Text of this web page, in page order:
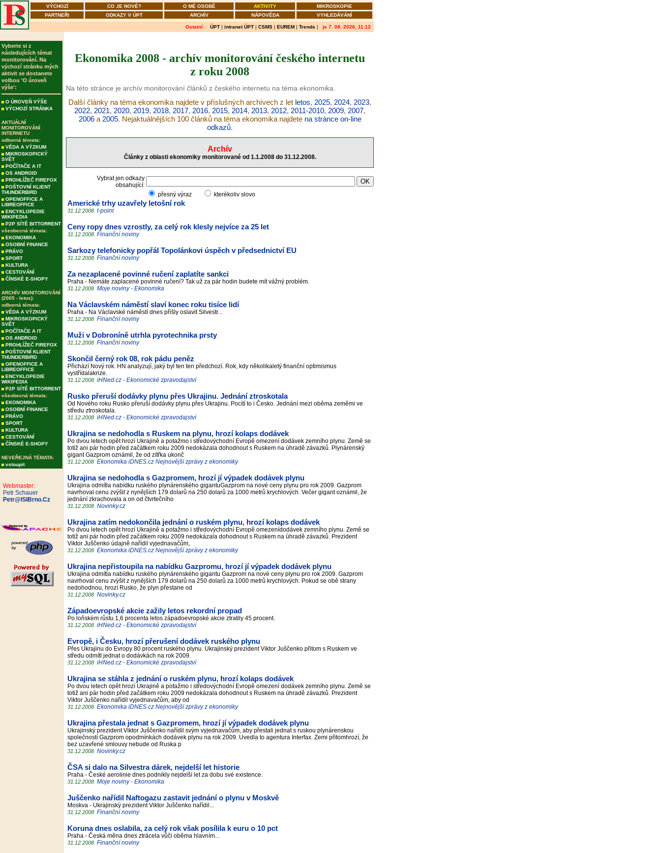
VÝCHOZÍ CO JE NOVÉ? O MÉ OSOBĚ AKTIVITY
MIKROSKOPIE
PARTNEŘI
ODKAZY V ÚPT ARCHÍV NÁPOVĚDA VYHLEDÁVÁNÍ
Ostatní: ÚPT | intranet ÚPT | CSMS | EUREM | Trends | je 7. 08. 2026, 11:12
Vyberte si z
následujících témat
monitorování. Na
výchozí stránku mých
aktivit se dostanete
volbou 'O úroveň
výše':
O ÚROVEŇ VÝŠE
VÝCHOZÍ STRÁNKA
AKTUÁLNÍ
MONITOROVÁNÍ
INTERNETU
odborná témata:
VĚDA A VÝZKUM
MIKROSKOPICKÝ
SVĚT
POČÍTAČE A IT
OS ANDROID
PROHLÍŽEČ FIREFOX
POŠTOVNÍ KLIENT
THUNDERBIRD
OPENOFFICE A
LIBREOFFICE
ENCYKLOPEDIE
WIKIPEDIA
P2P SÍTĚ BITTORRENT
všeobecná témata:
EKONOMIKA
OSOBNÍ FINANCE
PRÁVO
SPORT
KULTURA
CESTOVÁNÍ
ČÍNSKÉ E-SHOPY
ARCHÍV MONITOROVÁNÍ
(2005 - letos):
odborná témata:
VĚDA A VÝZKUM
MIKROSKOPICKÝ
SVĚT
POČÍTAČE A IT
OS ANDROID
PROHLÍŽEČ FIREFOX
POŠTOVNÍ KLIENT
THUNDERBIRD
OPENOFFICE A
LIBREOFFICE
ENCYKLOPEDIE
WIKIPEDIA
P2P SÍTĚ BITTORRENT
všeobecná témata:
EKONOMIKA
OSOBNÍ FINANCE
PRÁVO
SPORT
KULTURA
CESTOVÁNÍ
ČÍNSKÉ E-SHOPY
NEVEŘEJNÁ TÉMATA:
vstoupit
Webmaster:
Petr Schauer
Petr@ISIBrno.Cz
Ekonomika 2008 - archív monitorování českého internetu
z roku 2008
Na této stránce je archív monitorování článků z českého internetu na téma ekonomika.
Další články na téma ekonomika najdete v příslušných archívech z let letos, 2025, 2024, 2023,
2022, 2021, 2020, 2019, 2018, 2017, 2016, 2015, 2014, 2013, 2012, 2011-2010, 2009, 2007,
2006a 2005. Nejaktuálnějších 100 článků na téma ekonomika najdete na stránce on-line
odkazů.
Archív
Články z oblasti ekonomiky monitorované od 1.1.2008 do 31.12.2008.
Vybrat jen odkazy
obsahující:
přesný výraz
kterékoliv slovo
Americké trhy uzavřely letošní rok
31.12.2008 I-point
Ceny ropy dnes vzrostly, za celý rok klesly nejvíce za 25 let
31.12.2008 Finanční noviny
Sarkozy telefonicky popřál Topolánkovi úspěch v předsednictví EU
31.12.2008 Finanční noviny
Za nezaplacené povinné ručení zaplatíte sankci
Praha - Nemáte zaplacené povinné ručení? Tak už za pár hodin budete mít vážný problém.
31.12.2008 Moje noviny - Ekonomika
Na Václavském náměstí slaví konec roku tisíce lidí
Praha - Na Václavské náměstí dnes přišly oslavit Silvestr...
31.12.2008 Finanční noviny
Muži v Dobroníně utrhla pyrotechnika prsty
31.12.2008 Finanční noviny
Skončil černý rok 08, rok pádu peněz
Přichází Nový rok. HN analyzují, jaký byl ten ten předchozí. Rok, kdy několikaletý finanční optimismus
vystřídalakrize.
31.12.2008 iHNed.cz - Ekonomické zpravodajství
Rusko přeruší dodávky plynu přes Ukrajinu. Jednání ztroskotala
Od Nového roku Rusko přeruší dodávky plynu přes Ukrajinu. Pocítí to i Česko. Jednání mezi oběma zeměmi ve
středu ztroskotala.
31.12.2008 iHNed.cz - Ekonomické zpravodajství
Ukrajina se nedohodla s Ruskem na plynu, hrozí kolaps dodávek
Po dvou letech opět hrozí Ukrajině a potažmo i středovýchodní Evropě omezení dodávek zemního plynu. Země se
totiž ani pár hodin před začátkem roku 2009 nedokázala dohodnout s Ruskem na úhradě závazků. Plynárenský
gigant Gazprom oznámil, že od zítřka ukonč
31.12.2008 Ekonomika iDNES.cz Nejnovější zprávy z ekonomiky
Ukrajina se nedohodla s Gazpromem, hrozí jí výpadek dodávek plynu
Ukrajina odmítla nabídku ruského plynárenského gigantuGazprom na nové ceny plynu pro rok 2009. Gazprom
navrhoval cenu zvýšit z nynějších 179 dolarů na 250 dolarů za 1000 metrů krychlových. Večer gigant oznámil, že
jednání zkrachovala a on od čtvrtečního
31.12.2008 Novinky.cz
Ukrajina zatím nedokončila jednání o ruském plynu, hrozí kolaps dodávek
Po dvou letech opět hrozí Ukrajině a potažmo i středovýchodní Evropě omezenídodávek zemního plynu. Země se
totiž ani pár hodin před začátkem roku 2009 nedokázala dohodnout s Ruskem na úhradě závazků. Prezident
Viktor Juščenko údajně nařídil vyjednavačům,
31.12.2008 Ekonomika iDNES.cz Nejnovější zprávy z ekonomiky
Ukrajina nepřistoupila na nabídku Gazpromu, hrozí jí výpadek dodávek plynu
Ukrajina odmítla nabídku ruského plynárenského gigantu Gazprom na nové ceny plynu pro rok 2009. Gazprom
navrhoval cenu zvýšit z nynějších 179 dolarů na 250 dolarů za 1000 metrů krychlových. Pokud se obě strany
nedohodnou, hrozí Rusko, že plyn přestane od
31.12.2008 Novinky.cz
Západoevropské akcie zažily letos rekordní propad
Po loňském růstu 1,6 procenta letos západoevropské akcie ztratily 45 procent.
31.12.2008 iHNed.cz - Ekonomické zpravodajství
Evropě, i Česku, hrozí přerušení dodávek ruského plynu
Přes Ukrajinu do Evropy 80 procent ruského plynu. Ukrajinský prezident Viktor Juščenko přitom s Ruskem ve
středu odmítl jednat o dodávkách na rok 2009.
31.12.2008 iHNed.cz - Ekonomické zpravodajství
Ukrajina se stáhla z jednání o ruském plynu, hrozí kolaps dodávek
Po dvou letech opět hrozí Ukrajině a potažmo i středovýchodní Evropě omezení dodávek zemního plynu. Země se
totiž ani pár hodin před začátkem roku 2009 nedokázala dohodnout s Ruskem na úhradě závazků. Prezident
Viktor Juščenko nařídil vyjednavačům, aby od
31.12.2008 Ekonomika iDNES.cz Nejnovější zprávy z ekonomiky
Ukrajina přestala jednat s Gazpromem, hrozí jí výpadek dodávek plynu
Ukrajinský prezident Viktor Juščenko nařídil svým vyjednavačům, aby přestali jednat s ruskou plynárenskou
společností Gazprom opodmínkách dodávek plynu na rok 2009. Uvedla to agentura Interfax. Zemi přitomhrozí, že
bez uzavřené smlouvy nebude od Ruska p
31.12.2008 Novinky.cz
ČSA si dalo na Silvestra dárek, nejdelší let historie
Praha - České aerolinie dnes podnikly nejdelší let za dobu své existence.
31.12.2008 Moje noviny - Ekonomika
Juščenko nařídil Naftogazu zastavit jednání o plynu v Moskvě
Moskva - Ukrajinský prezident Viktor Juščenko nařídil...
31.12.2008 Finanční noviny
Koruna dnes oslabila, za celý rok však posílila k euru o 10 pct
Praha - Česká měna dnes ztrácela vůči oběma hlavním...
31.12.2008 Finanční noviny